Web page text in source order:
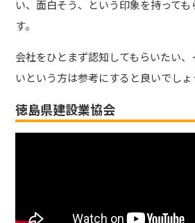
い、面白そう、という印象を持って
す。
会社をひとまず認知してもらいたい
いという方は参考にすると良いでしょ
徳島県建設業協会